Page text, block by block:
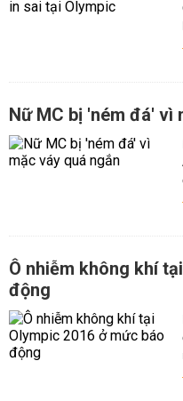
Nữ MC bị 'ném đá' vì
Ô nhiễm không khí
động